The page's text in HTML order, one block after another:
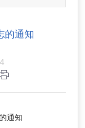
的通知
通知